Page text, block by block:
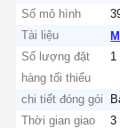
Số mô hình
Tài liệu
Số lượng đặt
hàng tối thiểu
1
chi tiết đóng gói
Thời gian giao
3